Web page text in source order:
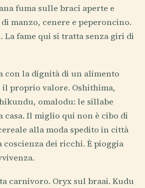
fuma sulle braci aperte e
manzo, cenere e peperoncino.
La fame qui si tratta senza giri di
con la dignità di un alimento
il proprio valore. Oshithima,
omalodu: le sillabe
casa. Il miglio qui non è cibo di
alla moda spedito in città
dei ricchi. È pioggia
carnivoro. Oryx sul braai. Kudu